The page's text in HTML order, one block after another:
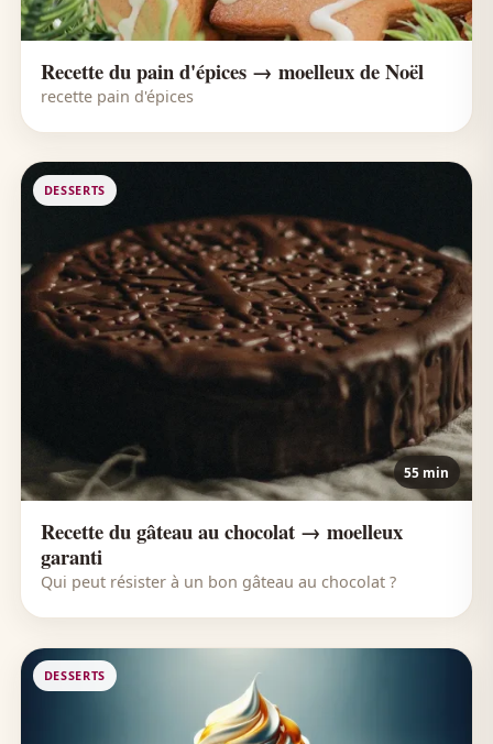
Recette du pain d'épices → moelleux de Noël
recette pain d'épices
DESSERTS
55 min
Recette du gâteau au chocolat → moelleux
garanti
Qui peut résister à un bon gâteau au chocolat ?
DESSERTS